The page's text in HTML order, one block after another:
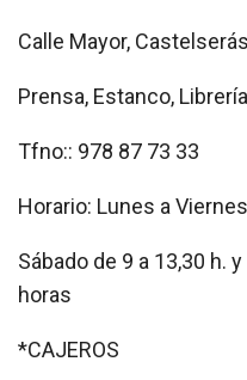
Calle Mayor, Castelserás
Prensa, Estanco,
Tfno:: 978 87 73 33
Horario: Lunes a
Sábado de 9 a 13,30 h.
horas
*CAJEROS